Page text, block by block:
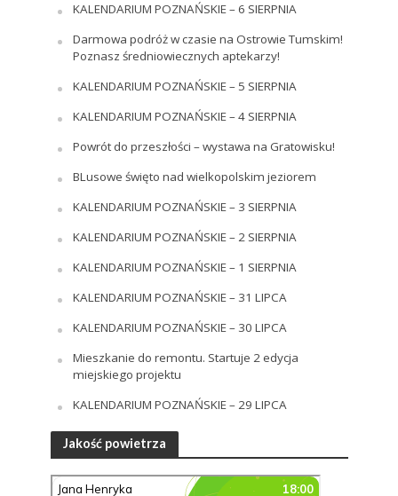
KALENDARIUM POZNAŃSKIE – 6 SIERPNIA
Darmowa podróż w czasie na Ostrowie Tumskim!
Poznasz średniowiecznych aptekarzy!
KALENDARIUM POZNAŃSKIE – 5 SIERPNIA
KALENDARIUM POZNAŃSKIE – 4 SIERPNIA
Powrót do przeszłości – wystawa na Gratowisku!
BLusowe święto nad wielkopolskim jeziorem
KALENDARIUM POZNAŃSKIE – 3 SIERPNIA
KALENDARIUM POZNAŃSKIE – 2 SIERPNIA
KALENDARIUM POZNAŃSKIE – 1 SIERPNIA
KALENDARIUM POZNAŃSKIE – 31 LIPCA
KALENDARIUM POZNAŃSKIE – 30 LIPCA
Mieszkanie do remontu. Startuje 2 edycja
miejskiego projektu
KALENDARIUM POZNAŃSKIE – 29 LIPCA
Jakość powietrza